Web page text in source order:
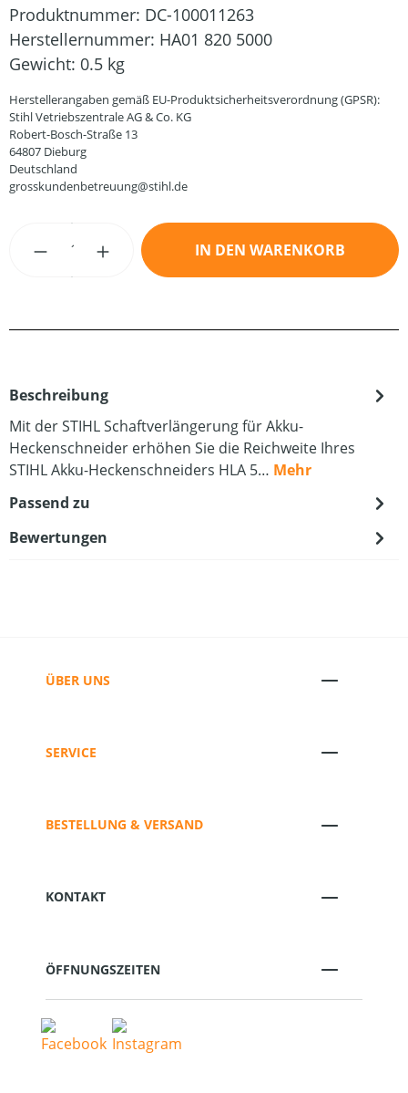
Produktnummer: DC-100011263
Herstellernummer: HA01 820 5000
Gewicht: 0.5 kg
Herstellerangaben gemäß EU-Produktsicherheitsverordnung (GPSR):
Stihl Vetriebszentrale AG & Co. KG
Robert-Bosch-Straße 13
64807 Dieburg
Deutschland
grosskundenbetreuung@stihl.de
Produkt Anzahl: Gib den gewünschten
IN DEN WARENKORB
Beschreibung
Mit der STIHL Schaftverlängerung für Akku-
Heckenschneider erhöhen Sie die Reichweite Ihres
STIHL Akku-Heckenschneiders HLA 5… Mehr
Passend zu
Bewertungen
ÜBER UNS
SERVICE
BESTELLUNG & VERSAND
KONTAKT
ÖFFNUNGSZEITEN